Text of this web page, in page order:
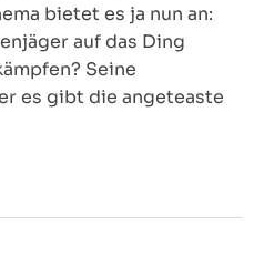
bietet es ja nun an:
auf das Ding
Seine
es gibt die angeteaste